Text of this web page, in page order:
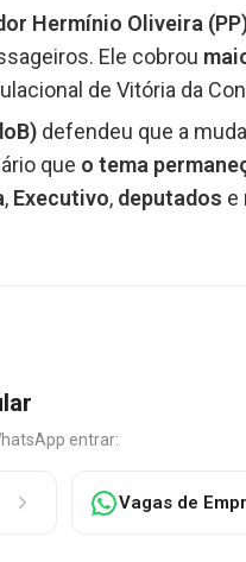
Hermínio Oliveira
Ele cobrou
de Vitória da
defendeu que a
que o tema
, Executivo, deputados e
entrar:
Vagas de